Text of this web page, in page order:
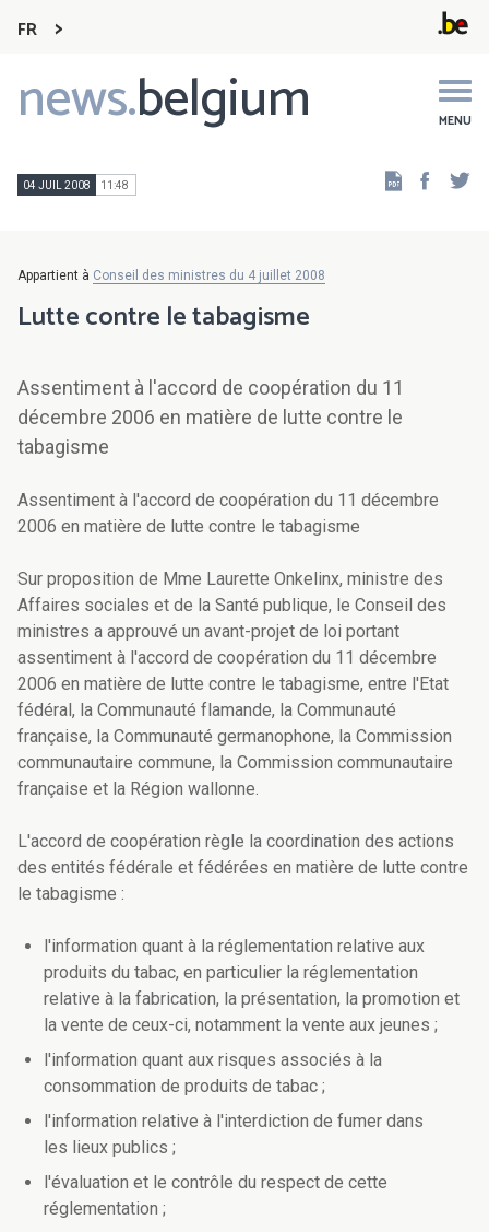
FR
news.belgium MENU
Main
navigation
04 JUIL 2008 11:48
Appartient à Conseil des ministres du 4 juillet 2008
Lutte contre le tabagisme
Assentiment à l'accord de coopération du 11
décembre 2006 en matière de lutte contre le
tabagisme
Assentiment à l'accord de coopération du 11 décembre
2006 en matière de lutte contre le tabagisme
Sur proposition de Mme Laurette Onkelinx, ministre des
Affaires sociales et de la Santé publique, le Conseil des
ministres a approuvé un avant-projet de loi portant
assentiment à l'accord de coopération du 11 décembre
2006 en matière de lutte contre le tabagisme, entre l'Etat
fédéral, la Communauté flamande, la Communauté
française, la Communauté germanophone, la Commission
communautaire commune, la Commission communautaire
française et la Région wallonne.
L'accord de coopération règle la coordination des actions
des entités fédérale et fédérées en matière de lutte contre
le tabagisme :
l'information quant à la réglementation relative aux
produits du tabac, en particulier la réglementation
relative à la fabrication, la présentation, la promotion et
la vente de ceux-ci, notamment la vente aux jeunes ;
l'information quant aux risques associés à la
consommation de produits de tabac ;
l'information relative à l'interdiction de fumer dans
les lieux publics ;
l'évaluation et le contrôle du respect de cette
réglementation ;